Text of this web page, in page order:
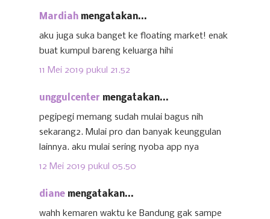
Mardiah mengatakan...
aku juga suka banget ke floating market! enak
buat kumpul bareng keluarga hihi
11 Mei 2019 pukul 21.52
unggulcenter mengatakan...
pegipegi memang sudah mulai bagus nih
sekarang2. Mulai pro dan banyak keunggulan
lainnya. aku mulai sering nyoba app nya
12 Mei 2019 pukul 05.50
diane mengatakan...
wahh kemaren waktu ke Bandung gak sampe